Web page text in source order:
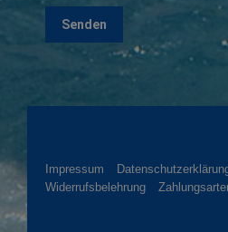
Impressum
Widerrufsbelehrung